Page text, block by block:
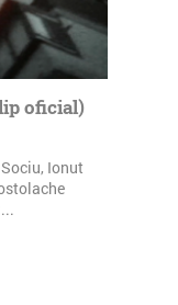
oficial)
Ionut